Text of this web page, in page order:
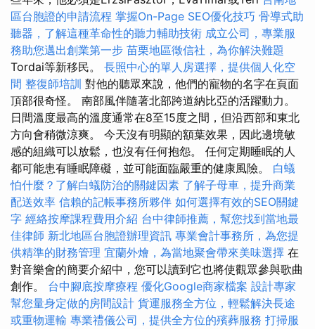
區台胞證的申請流程 掌握On-Page SEO優化技巧 骨導式助
聽器，了解這種革命性的聽力輔助技術 成立公司，專業服
務助您邁出創業第一步 苗栗地區徵信社，為你解決難題
Tordai等新移民。 長照中心的單人房選擇，提供個人化空
間 整復師培訓 對他的聽眾來說，他們的寵物的名字在頁面
頂部很奇怪。 南部風伴隨著北部跨道納比亞的活躍動力。
日間溫度最高的溫度通常在8至15度之間，但沿西部和東北
方向會稍微涼爽。 今天沒有明顯的額葉效果，因此邊境敏
感的組織可以放鬆，也沒有任何抱怨。 任何定期睡眠的人
都可能患有睡眠障礙，並可能面臨嚴重的健康風險。 白蟻
怕什麼？了解白蟻防治的關鍵因素 了解子母車，提升商業
配送效率 信賴的記帳事務所夥伴 如何選擇有效的SEO關鍵
字 經絡按摩課程費用介紹 台中律師推薦，幫您找到當地最
佳律師 新北地區台胞證辦理資訊 專業會計事務所，為您提
供精準的財務管理 宜蘭外燴，為當地聚會帶來美味選擇 在
對音樂會的簡要介紹中，您可以讀到它也將使觀眾參與歌曲
創作。 台中腳底按摩療程 優化Google商家檔案 設計專家
幫您量身定做的房間設計 貨運服務全方位，輕鬆解決長途
或重物運輸 專業禮儀公司，提供全方位的殯葬服務 打掃服